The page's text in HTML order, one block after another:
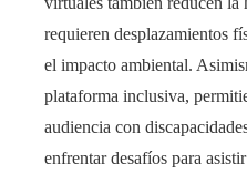
requieren desplazamientos
el impacto ambiental.
plataforma inclusiva,
audiencia con
enfrentar desafíos para